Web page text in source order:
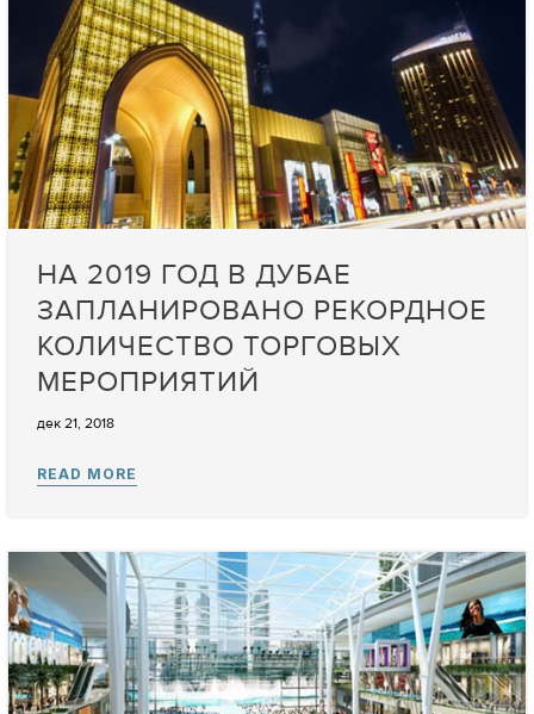
НА 2019 ГОД В ДУБАЕ
ЗАПЛАНИРОВАНО РЕКОРДНОЕ
КОЛИЧЕСТВО ТОРГОВЫХ
МЕРОПРИЯТИЙ
дек 21, 2018